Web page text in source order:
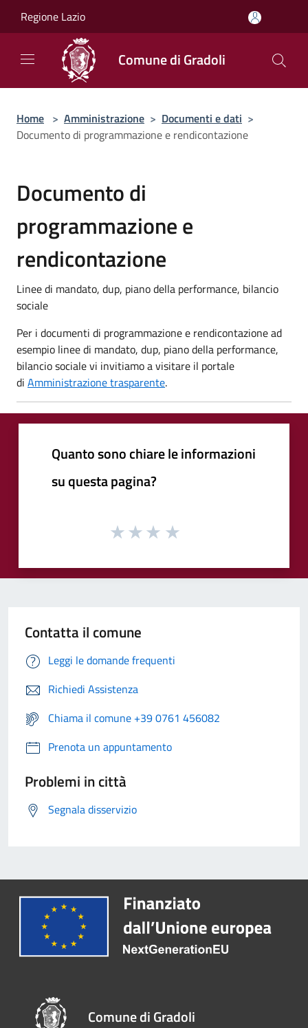
Regione Lazio
Comune di Gradoli
Home > Amministrazione > Documenti e dati >
Documento di programmazione e rendicontazione
Documento di
programmazione e
rendicontazione
Linee di mandato, dup, piano della performance, bilancio
sociale
Per i documenti di programmazione e rendicontazione ad
esempio linee di mandato, dup, piano della performance,
bilancio sociale vi invitiamo a visitare il portale
di Amministrazione trasparente.
Quanto sono chiare le informazioni
su questa pagina?
Contatta il comune
Leggi le domande frequenti
Richiedi Assistenza
Chiama il comune +39 0761 456082
Prenota un appuntamento
Problemi in città
Segnala disservizio
Comune di Gradoli